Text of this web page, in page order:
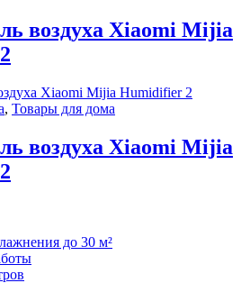
воздуха Xiaomi Mijia
, Товары для дома
воздуха Xiaomi Mijia
до 30 м²